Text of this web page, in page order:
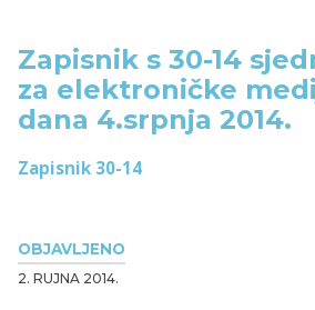
OBJAVLJENO
2. RUJNA 2014.
Zapisnik s 30-14
za elektroničke
dana 4.srpnja 2014.
Zapisnik 30-14